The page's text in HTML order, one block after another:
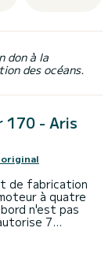
don à la
des océans.
170 - Aris
de fabrication
à quatre
n'est pas
7
dans